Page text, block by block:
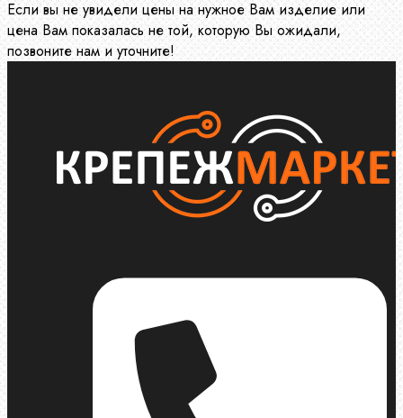
Если вы не увидели цены на нужное Вам изделие или
цена Вам показалась не той, которую Вы ожидали,
позвоните нам и уточните!